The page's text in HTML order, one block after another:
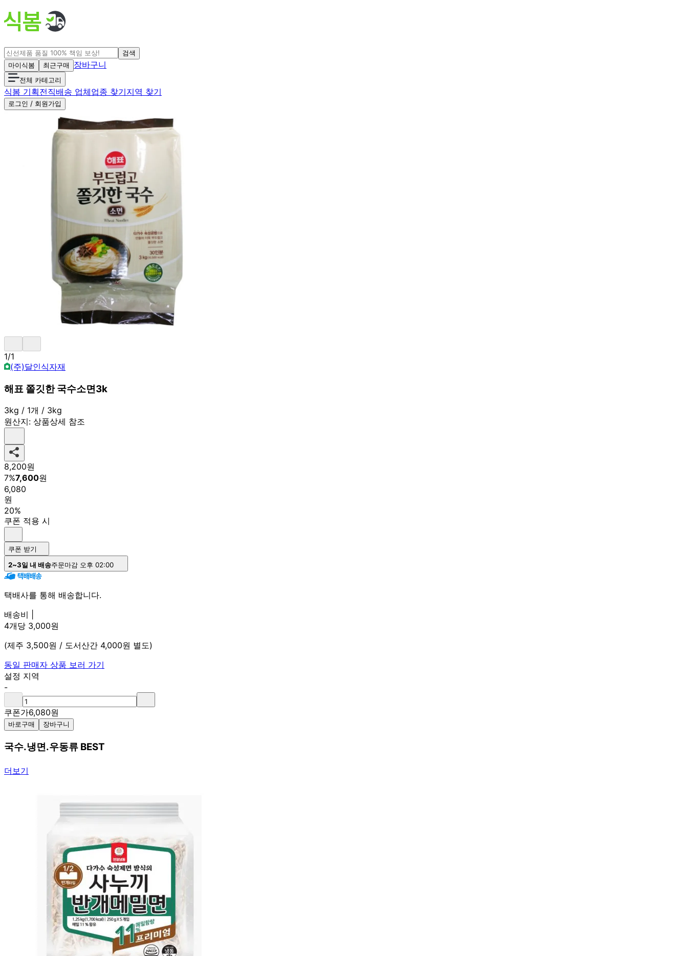
검색
마이식봄
최근구매 장바구니
전체 카테고리
식봄 기획전직배송 업체업종 찾기지역 찾기
로그인 / 회원가입
1/1
(주)달인식자재
해표 쫄깃한 국수소면3k
3kg / 1개 / 3kg
원산지: 상품상세 참조
8,200원
7%7,600원
6,080
원
20%
쿠폰 적용 시
쿠폰 받기
2~3일 내 배송주문마감 오후 02:00
택배사를 통해 배송합니다.
배송비 |
4개당 3,000원
(제주 3,500원 / 도서산간 4,000원 별도)
동일 판매자 상품 보러 가기
설정 지역
-
쿠폰가6,080원
바로구매 장바구니
국수.냉면.우동류 BEST
더보기